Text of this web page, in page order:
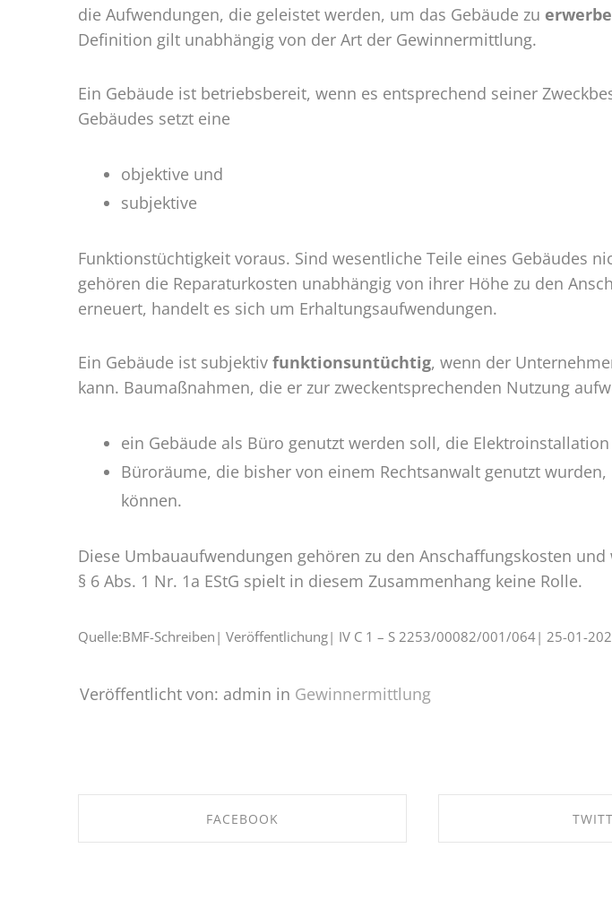
die Aufwendungen, die geleistet werden, um das Gebäude zu
Definition gilt unabhängig von der Art der Gewinnermittlung.
Ein Gebäude ist betriebsbereit, wenn es entsprechend seiner
Gebäudes setzt eine
objektive und
subjektive
Funktionstüchtigkeit voraus. Sind wesentliche Teile eines Gebäudes
gehören die Reparaturkosten unabhängig von ihrer Höhe zu den
erneuert, handelt es sich um Erhaltungsaufwendungen.
Ein Gebäude ist subjektiv funktionsuntüchtig, wenn der
kann. Baumaßnahmen, die er zur zweckentsprechenden Nutzung
ein Gebäude als Büro genutzt werden soll, die
Büroräume, die bisher von einem Rechtsanwalt genutzt
können.
Diese Umbauaufwendungen gehören zu den Anschaffungskosten
§ 6 Abs. 1 Nr. 1a EStG spielt in diesem Zusammenhang keine Rolle.
Quelle:BMF-Schreiben| Veröffentlichung| IV C 1 – S 2253/00082/001/064| 25-01-
Veröffentlicht von: admin in Gewinnermittlung
FACEBOOK